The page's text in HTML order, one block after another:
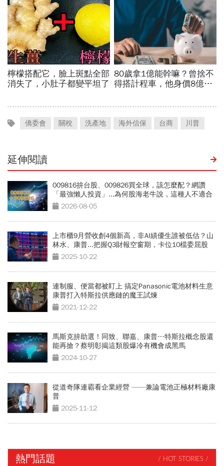
僑委會 關稅 洗產地 海外信保 台商 川普
延伸閱讀
009816拚台股、009826買全球，該怎麼配？網讚
「最強懶人投資」...為何股海老牛說，這種人不適合
買？2026-08-05
上市櫃9月營收創4個新高，非AI績優生誰被低估？山
林水、康普...把握Q3財報空窗期，卡位10檔委屈股
2025-10-22
連制服、便當都被盯上 搞定Panasonic電池材料生意
康普打入特斯拉供應鏈的魔王試煉
2021-12-22
馬斯克拚助選！同致、聯嘉、康普…特斯拉概念股還
能再搶？蔡明彰揭這類股爆冷有機會成黑馬
2024-10-27
從道奇隊連霸看企業經營 ——兼論電池正極材料廠康
普
2025-11-12
熱門話題 / HOT STORIES /